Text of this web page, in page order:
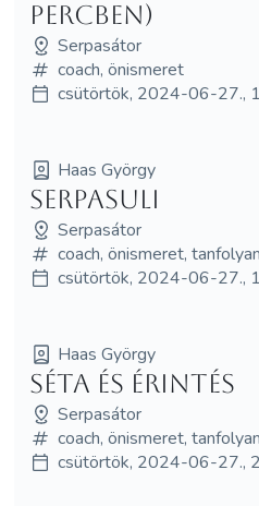
percben)
Serpasátor
coach, önismeret
csütörtök, 2024-06-27.,
Haas György
Serpasuli
Serpasátor
coach, önismeret,
csütörtök, 2024-06-27.,
Haas György
Séta és érintés
Serpasátor
coach, önismeret,
csütörtök, 2024-06-27.,